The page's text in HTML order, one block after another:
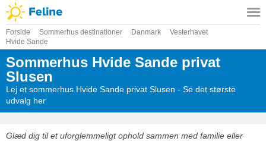
Forside Sommerhus destinationer Danmark
Vesterhavet
Hvide Sande
Sommerhus Hvide Sande privat
Slusen
Lej et sommerhus Hvide Sande privat Slusen - Se det største
udvalg her
Glæd dig til et uforglemmeligt ophold sammen med familie eller